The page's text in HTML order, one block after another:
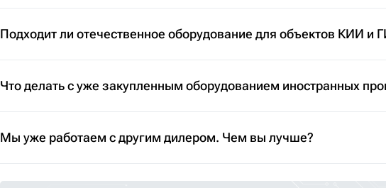
Подходит ли отечественное оборудование для объектов КИИ и
Что делать с уже закупленным оборудованием иностранных
Мы уже работаем с другим дилером. Чем вы лучше?